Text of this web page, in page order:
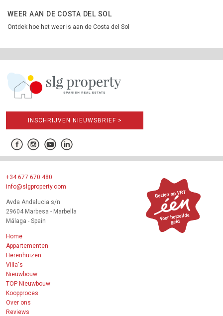
WEER AAN DE COSTA DEL SOL
Ontdek hoe het weer is aan de Costa del Sol
INSCHRIJVEN NIEUWSBRIEF >
+34 677 670 480
info@slgproperty.com
Avda Andalucia s/n
29604 Marbesa - Marbella
Málaga - Spain
Home
Appartementen
Herenhuizen
Villa's
Nieuwbouw
TOP Nieuwbouw
Koopproces
Over ons
Reviews